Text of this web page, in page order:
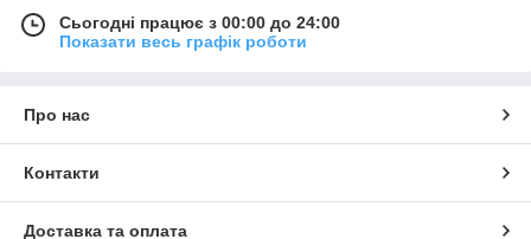
Сьогодні працює з 00:00 до 24:00
Показати весь графік роботи
Про нас
Контакти
Доставка та оплата